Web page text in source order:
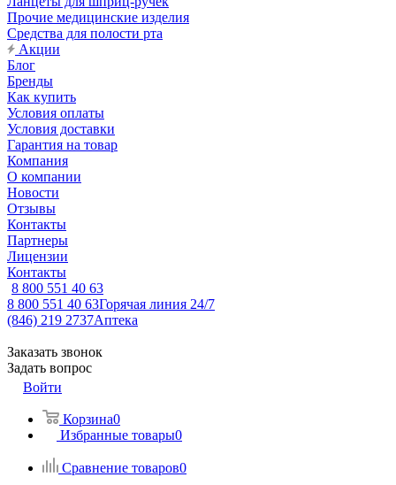
Прочие медицинские изделия
Средства для полости рта
Акции
Блог
Бренды
Как купить
Условия оплаты
Условия доставки
Гарантия на товар
Компания
О компании
Новости
Отзывы
Контакты
Партнеры
Лицензии
Контакты
8 800 551 40 63
8 800 551 40 63Горячая линия 24/7
(846) 219 2737Аптека
Заказать звонок
Задать вопрос
Войти
Корзина0
Избранные товары0
Сравнение товаров0